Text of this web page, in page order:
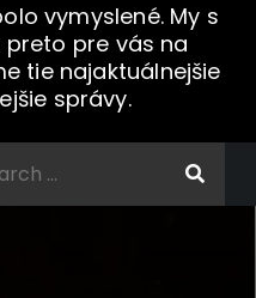
vymyslené. My s
pre vás na
tie najaktuálnejšie
správy.